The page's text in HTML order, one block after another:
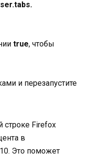
true, чтобы
и перезапустите
строке Firefox
в
Это поможет